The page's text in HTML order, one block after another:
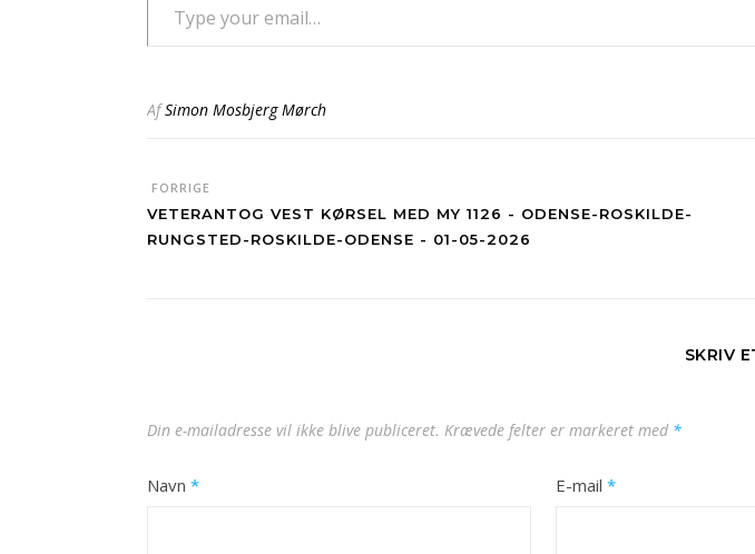
AfSimon Mosbjerg Mørch
FORRIGE
VETERANTOG VEST KØRSEL MED MY 1126 - ODENSE-ROSKILDE-
RUNGSTED-ROSKILDE-ODENSE - 01-05-2026
SKRIV
Din e-mailadresse vil ikke blive publiceret. Krævede felter er markeret med *
Navn * E-mail*